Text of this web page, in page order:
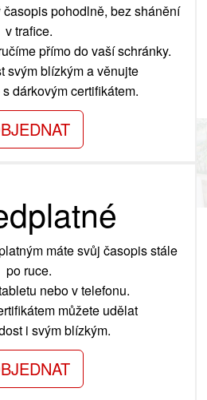
pohodlně, bez shánění
v trafice.
přímo do vaší schránky.
svým blízkým a věnujte
dárkovým certifikátem.
máte svůj časopis stále
po ruce.
nebo v telefonu.
můžete udělat
i svým blízkým.